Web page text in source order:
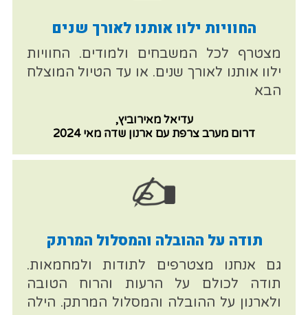
החוויות ילוו אותנו לאורך שנים
מצטרף לכל המשבחים ולמודים. החוויות
ילוו אותנו לאורך שנים. או עד הטיול המוצלח
הבא
עדיאל מאירוביץ,
דרום מערב צרפת עם ארנון שדה מאי 2024
תודה על ההובלה והמסלול המרתק
גם אנחנו מצטרפים לתודות ולמחמאות.
תודה לכולם על הרעות והרוח הטובה
ולארנון על ההובלה והמסלול המרתק. הילה